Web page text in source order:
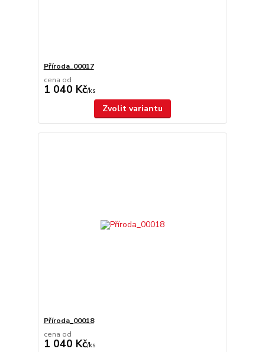
Příroda_00017
cena od
1 040 Kč/ks
Zvolit variantu
Příroda_00018
cena od
1 040 Kč/ks